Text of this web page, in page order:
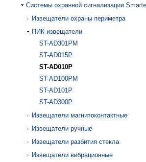
Системы охранной сигнализации
Извещатели охраны периметра
ПИК извещатели
ST-AD301PM
ST-AD015P
ST-AD010P
ST-AD100PM
ST-AD101P
ST-AD300P
Извещатели магнитоконтактные
Извещатели ручные
Извещатели разбития стекла
Извещатели вибрационные